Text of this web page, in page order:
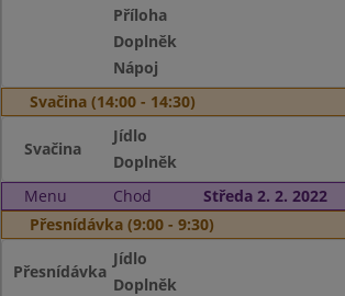
Příloha
Doplněk
Nápoj
Svačina (14:00 - 14:30)
Svačina
Jídlo
Doplněk
Menu
Chod
Středa 2. 2. 2022
Přesnídávka (9:00 - 9:30)
Přesnídávka
Jídlo
Doplněk